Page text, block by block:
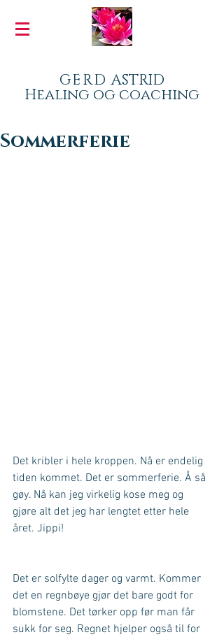
GERD ASTRID
Healing og coaching
Sommerferie
Det kribler i hele kroppen. Nå er endelig
tiden kommet. Det er sommerferie. Å så
gøy. Nå kan jeg virkelig kose meg og
gjøre alt det jeg har lengtet etter hele
året. Jippi!
Det er solfylte dager og varmt. Kommer
det en regnbøye gjør det bare godt for
blomstene. Det tørker opp før man får
sukk for seg. Regnet hjelper også til for